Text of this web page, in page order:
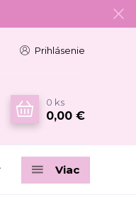
Prihlásenie
0 ks
0,00 €
Viac